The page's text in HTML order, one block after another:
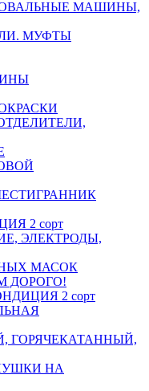
МАШИНЫ,
МУФТЫ
2 сорт
ЭЛЕКТРОДЫ,
МАСОК
ДОРОГО!
2 сорт
ГОРЯЧЕКАТАННЫЙ,
НА